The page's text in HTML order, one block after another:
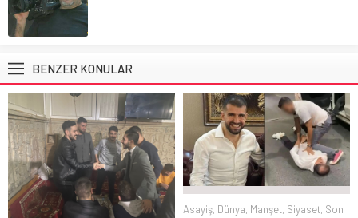
BENZER KONULAR
Asayiş, Dünya, Manşet, Siyaset, Son